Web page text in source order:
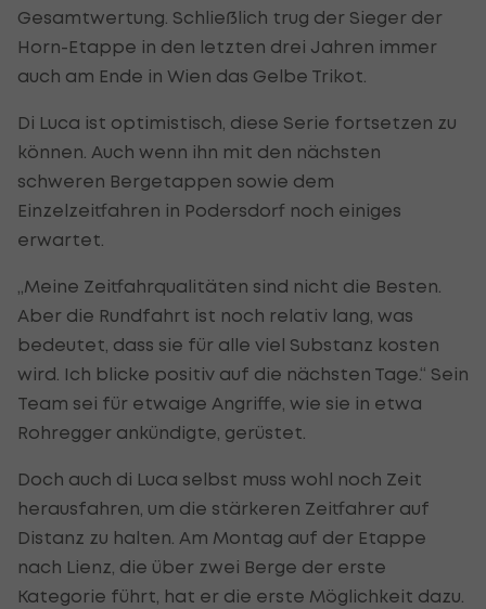
Gesamtwertung. Schließlich trug der Sieger der
Horn-Etappe in den letzten drei Jahren immer
auch am Ende in Wien das Gelbe Trikot.
Di Luca ist optimistisch, diese Serie fortsetzen zu
können. Auch wenn ihn mit den nächsten
schweren Bergetappen sowie dem
Einzelzeitfahren in Podersdorf noch einiges
erwartet.
„Meine Zeitfahrqualitäten sind nicht die Besten.
Aber die Rundfahrt ist noch relativ lang, was
bedeutet, dass sie für alle viel Substanz kosten
wird. Ich blicke positiv auf die nächsten Tage.“ Sein
Team sei für etwaige Angriffe, wie sie in etwa
Rohregger ankündigte, gerüstet.
Doch auch di Luca selbst muss wohl noch Zeit
herausfahren, um die stärkeren Zeitfahrer auf
Distanz zu halten. Am Montag auf der Etappe
nach Lienz, die über zwei Berge der erste
Kategorie führt, hat er die erste Möglichkeit dazu.